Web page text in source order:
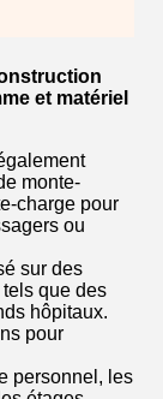
et matériel
monte-
charge pour
ou
sur des
que des
hôpitaux.
pour
personnel, les